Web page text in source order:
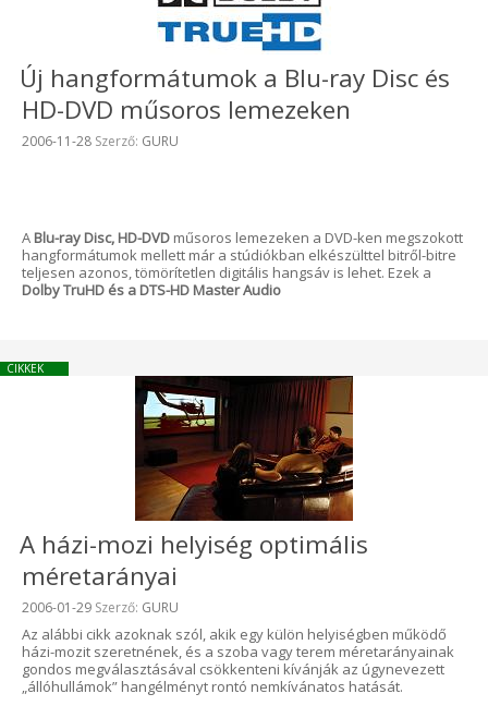
Új hangformátumok a Blu-ray Disc és
HD-DVD műsoros lemezeken
Beküldve:
2006-11-28 Szerző: GURU
A Blu-ray Disc, HD-DVD műsoros lemezeken a DVD-ken megszokott
hangformátumok mellett már a stúdiókban elkészülttel bitről-bitre
teljesen azonos, tömörítetlen digitális hangsáv is lehet. Ezek a
Dolby TruHD és a DTS-HD Master Audio
CIKKEK
A házi-mozi helyiség optimális
méretarányai
Beküldve:
2006-01-29 Szerző: GURU
Az alábbi cikk azoknak szól, akik egy külön helyiségben működő
házi-mozit szeretnének, és a szoba vagy terem méretarányainak
gondos megválasztásával csökkenteni kívánják az úgynevezett
„állóhullámok” hangélményt rontó nemkívánatos hatását.